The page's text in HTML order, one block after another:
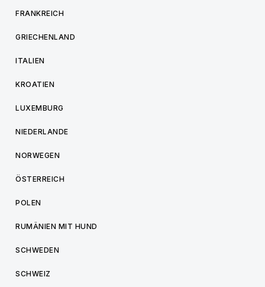
FRANKREICH
GRIECHENLAND
ITALIEN
KROATIEN
LUXEMBURG
NIEDERLANDE
NORWEGEN
ÖSTERREICH
POLEN
RUMÄNIEN MIT HUND
SCHWEDEN
SCHWEIZ